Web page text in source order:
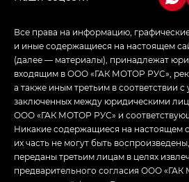
Все права на информацию,
и иные содержащиеся на настоящем
(далее — материалы), принадлежат
входящим в ООО «ГАК МОТОР РУС»,
а также иным третьим в соответствии
заключенных между юридическими
ООО «ГАК МОТОР РУС» и
Никакие содержащиеся на настоящем
их часть не могут быть
переданы третьим лицам в целях
предварительного согласия ООО